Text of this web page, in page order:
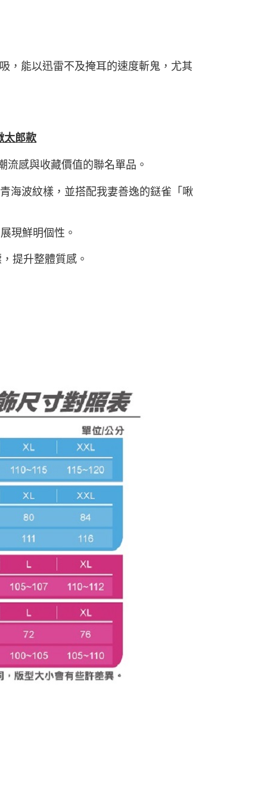
，能以迅雷不及掩耳的速度斬鬼，尤其
太郎款
流感與收藏價值的聯名單品。
海波紋樣，並搭配我妻善逸的鎹雀「啾
現鮮明個性。
提升整體質感。